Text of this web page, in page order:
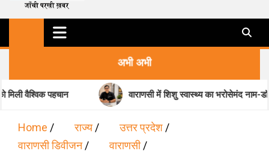
NewsLab24
जाँची परखी ख़बर
अभी अभी
वाराणसी में शिशु स्वास्थ्य का भरोसेमंद नाम-डॉ. मधुकर पांडेय
Home राज्य
उत्तर प्रदेश
वाराणसी डिवीजन
वाराणसी